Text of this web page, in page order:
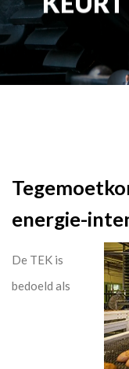
energie-
De TEK is
bedoeld als